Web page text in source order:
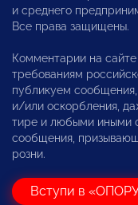
и среднего
Все права защищены.
Комментарии на
требованиям
публикуем
и/или оскорбления,
тире и любыми иными
сообщения,
розни.
Вступи в